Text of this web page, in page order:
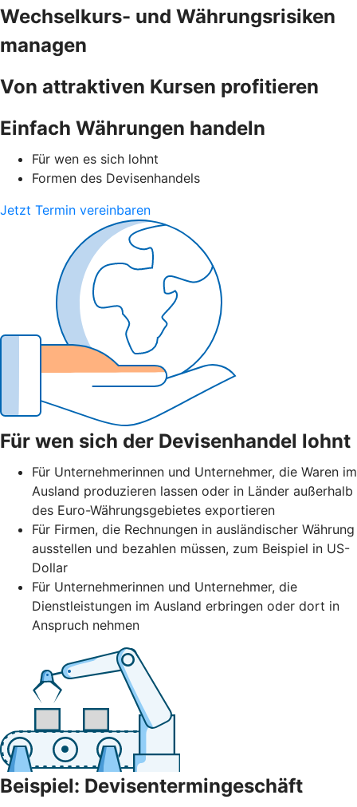
Wechselkurs- und Währungsrisiken
managen
Von attraktiven Kursen profitieren
Einfach Währungen handeln
Für wen es sich lohnt
Formen des Devisenhandels
Jetzt Termin vereinbaren
Für wen sich der Devisenhandel lohnt
Für Unternehmerinnen und Unternehmer, die Waren im
Ausland produzieren lassen oder in Länder außerhalb
des Euro-Währungsgebietes exportieren
Für Firmen, die Rechnungen in ausländischer Währung
ausstellen und bezahlen müssen, zum Beispiel in US-
Dollar
Für Unternehmerinnen und Unternehmer, die
Dienstleistungen im Ausland erbringen oder dort in
Anspruch nehmen
Beispiel: Devisentermingeschäft